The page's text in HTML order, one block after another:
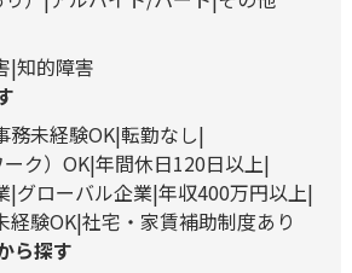
知的障害
務未経験OK 転勤なし
ク）OK 年間休日120日以上
グローバル企業 年収400万円以上
経験OK 社宅・家賃補助制度あり
ら探す